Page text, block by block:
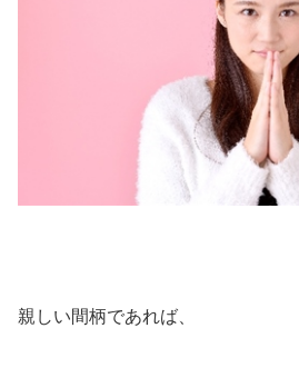
親しい間柄であれば、